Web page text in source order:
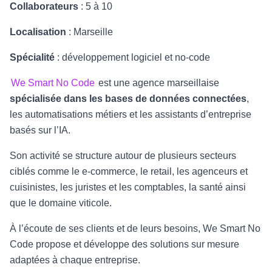
Collaborateurs : 5 à 10
Localisation : Marseille
Spécialité : développement logiciel et no-code
We Smart No Code est une agence marseillaise
spécialisée dans les bases de données connectées,
les automatisations métiers et les assistants d’entreprise
basés sur l’IA.
Son activité se structure autour de plusieurs secteurs
ciblés comme le e-commerce, le retail, les agenceurs et
cuisinistes, les juristes et les comptables, la santé ainsi
que le domaine viticole.
À l’écoute de ses clients et de leurs besoins, We Smart No
Code propose et développe des solutions sur mesure
adaptées à chaque entreprise.